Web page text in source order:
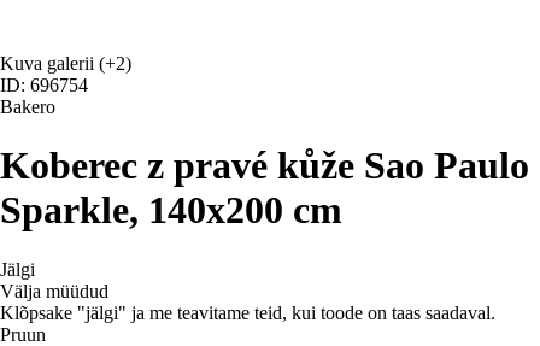
Kuva galerii (+2)
ID: 696754
Bakero
Koberec z pravé kůže Sao Paulo
Sparkle, 140x200 cm
Jälgi
Välja müüdud
Klõpsake "jälgi" ja me teavitame teid, kui toode on taas saadaval.
Pruun